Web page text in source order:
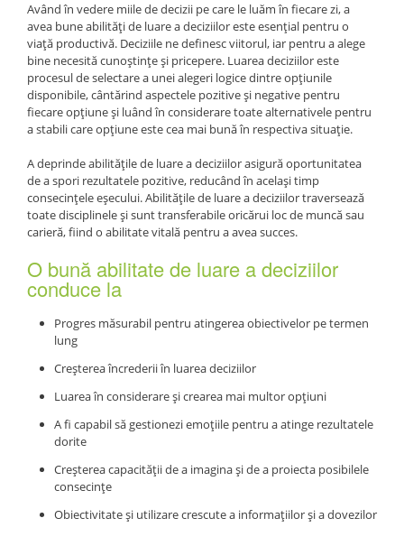
Având în vedere miile de decizii pe care le luăm în fiecare zi, a
avea bune abilități de luare a deciziilor este esențial pentru o
viață productivă. Deciziile ne definesc viitorul, iar pentru a alege
bine necesită cunoștințe și pricepere. Luarea deciziilor este
procesul de selectare a unei alegeri logice dintre opțiunile
disponibile, cântărind aspectele pozitive și negative pentru
fiecare opțiune și luând în considerare toate alternativele pentru
a stabili care opțiune este cea mai bună în respectiva situație.
A deprinde abilitățile de luare a deciziilor asigură oportunitatea
de a spori rezultatele pozitive, reducând în același timp
consecințele eșecului. Abilitățile de luare a deciziilor traversează
toate disciplinele și sunt transferabile oricărui loc de muncă sau
carieră, fiind o abilitate vitală pentru a avea succes.
O bună abilitate de luare a deciziilor
conduce la
Progres măsurabil pentru atingerea obiectivelor pe termen
lung
Creșterea încrederii în luarea deciziilor
Luarea în considerare și crearea mai multor opțiuni
A fi capabil să gestionezi emoțiile pentru a atinge rezultatele
dorite
Creșterea capacității de a imagina și de a proiecta posibilele
consecințe
Obiectivitate și utilizare crescute a informațiilor și a dovezilor